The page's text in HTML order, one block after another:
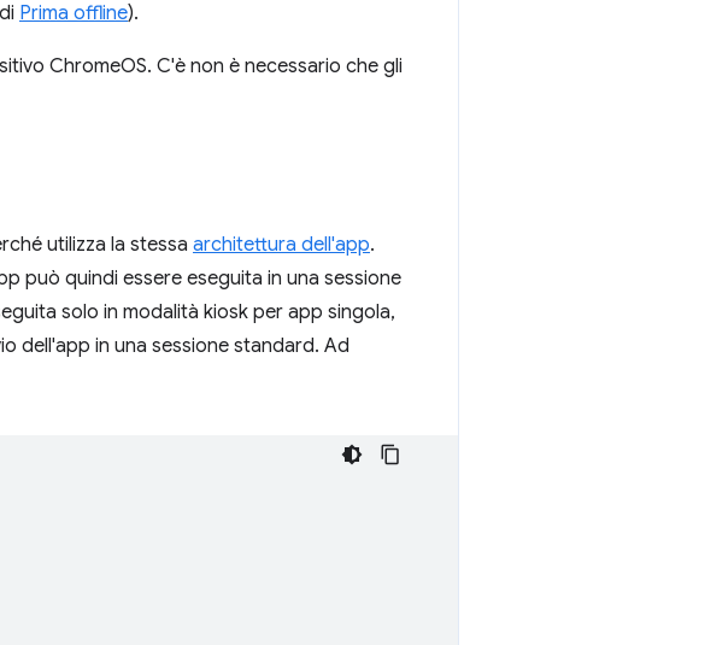
Prima offline).
ChromeOS. C'è non è necessario che gli
utilizza la stessa architettura dell'app.
può quindi essere eseguita in una sessione
solo in modalità kiosk per app singola,
dell'app in una sessione standard. Ad